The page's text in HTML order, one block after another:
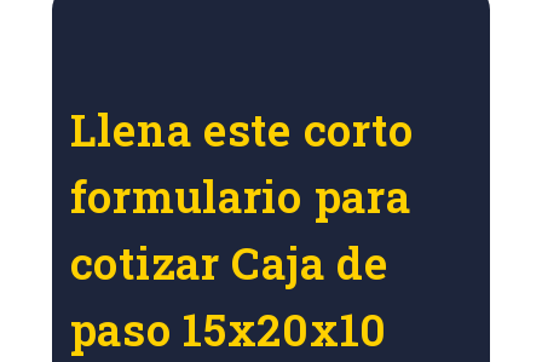
Llena este corto
formulario para
cotizar Caja de
paso 15x20x10